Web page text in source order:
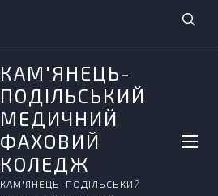
КАМ'ЯНЕЦЬ-
ПОДІЛЬСЬКИЙ
МЕДИЧНИЙ
ФАХОВИЙ
КОЛЕДЖ
КАМ'ЯНЕЦЬ-ПОДІЛЬСЬКИЙ